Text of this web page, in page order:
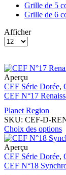
Grille de 5
Grille de 6
Afficher
Aperçu
CEF Série Dorée,
CEF N°17
Planet Region
SKU: CEF-D-
Choix des options
Aperçu
CEF Série Dorée,
CEF N°18